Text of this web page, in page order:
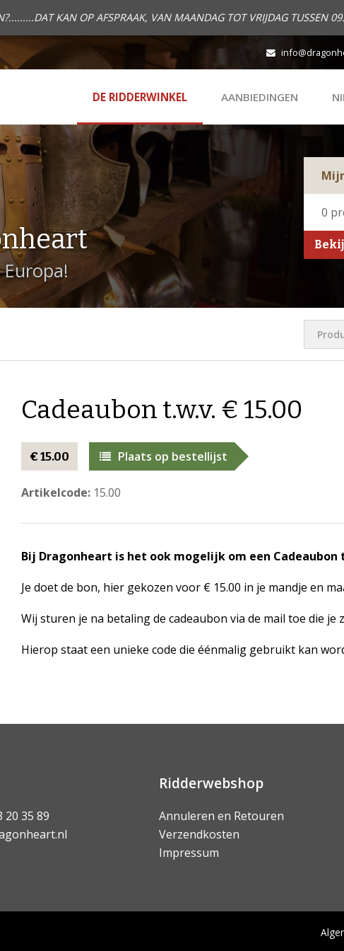
KAN OP AFSPRAAK, VAN MAANDAG TOT VRIJDAG TUSSEN
DE RIDDERWINKEL AANBIEDINGEN
0
Cadeaubon t.w.v. € 15.00
€ 15.00 Plaats op bestellijst
Artikelcode:15.00
Bij Dragonheart is het ook mogelijk om een
Je doet de bon, hier gekozen voor € 15.00 in je mandje en
Wij sturen je na betaling de cadeaubon via de mail toe die
Hierop staat een unieke code die éénmalig gebruikt kan
20 35 89
Ridderwebshop
Annuleren en Retouren
Verzendkosten
Impressum